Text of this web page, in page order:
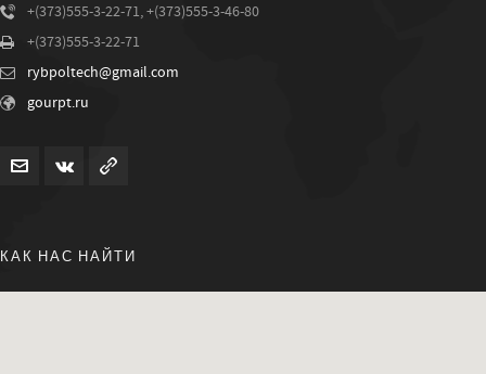
+(373)555-3-22-71, +(373)555-3-46-80
+(373)555-3-22-71
rybpoltech@gmail.com
gourpt.ru
КАК НАС НАЙТИ